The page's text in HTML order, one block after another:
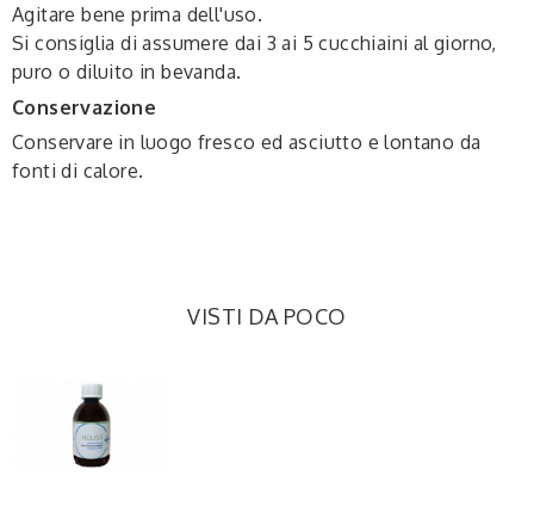
Agitare bene prima dell'uso.
Si consiglia di assumere dai 3 ai 5 cucchiaini al giorno,
puro o diluito in bevanda.
Conservazione
Conservare in luogo fresco ed asciutto e lontano da
fonti di calore.
VISTI DA POCO